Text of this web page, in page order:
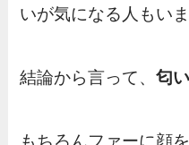
いが気になる人もいま
結論から言って、匂
もちろんファーに顔